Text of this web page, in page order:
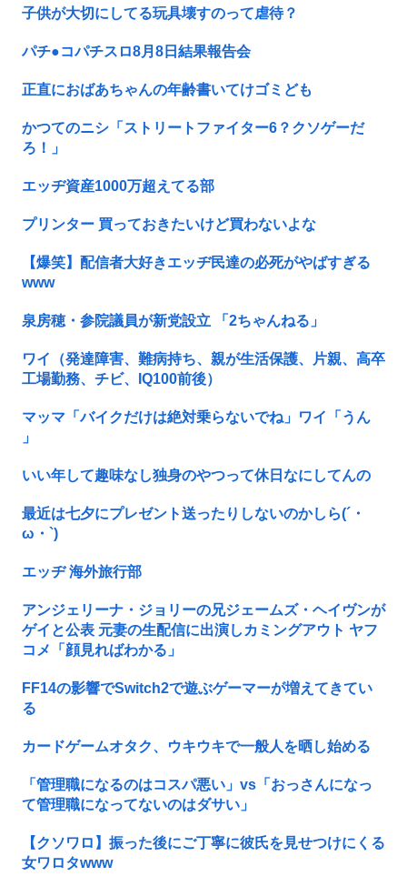
子供が大切にしてる玩具壊すのって虐待？
パチ●コパチスロ8月8日結果報告会
正直におばあちゃんの年齢書いてけゴミども
かつてのニシ「ストリートファイター6？クソゲーだ
ろ！」
エッヂ資産1000万超えてる部
プリンター 買っておきたいけど買わないよな
【爆笑】配信者大好きエッヂ民達の必死がやばすぎる
www
泉房穂・参院議員が新党設立 「2ちゃんねる」
ワイ（発達障害、難病持ち、親が生活保護、片親、高卒
工場勤務、チビ、IQ100前後）
マッマ「バイクだけは絶対乗らないでね」ワイ「うん
」
いい年して趣味なし独身のやつって休日なにしてんの
最近は七夕にプレゼント送ったりしないのかしら(´・
ω・`)
エッヂ 海外旅行部
アンジェリーナ・ジョリーの兄ジェームズ・ヘイヴンが
ゲイと公表 元妻の生配信に出演しカミングアウト ヤフ
コメ「顔見ればわかる」
FF14の影響でSwitch2で遊ぶゲーマーが増えてきてい
る
カードゲームオタク、ウキウキで一般人を晒し始める
「管理職になるのはコスパ悪い」vs「おっさんになっ
て管理職になってないのはダサい」
【クソワロ】振った後にご丁寧に彼氏を見せつけにくる
女ワロタwww